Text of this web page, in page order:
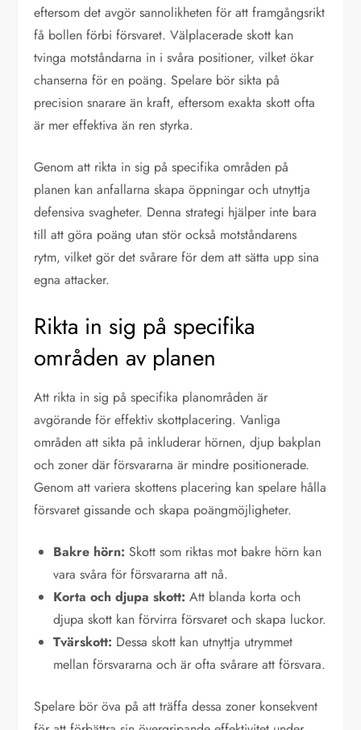
eftersom det avgör sannolikheten för att framgångsrikt
få bollen förbi försvaret. Välplacerade skott kan
tvinga motståndarna in i svåra positioner, vilket ökar
chanserna för en poäng. Spelare bör sikta på
precision snarare än kraft, eftersom exakta skott ofta
är mer effektiva än ren styrka.
Genom att rikta in sig på specifika områden på
planen kan anfallarna skapa öppningar och utnyttja
defensiva svagheter. Denna strategi hjälper inte bara
till att göra poäng utan stör också motståndarens
rytm, vilket gör det svårare för dem att sätta upp sina
egna attacker.
Rikta in sig på specifika
områden av planen
Att rikta in sig på specifika planområden är
avgörande för effektiv skottplacering. Vanliga
områden att sikta på inkluderar hörnen, djup bakplan
och zoner där försvararna är mindre positionerade.
Genom att variera skottens placering kan spelare hålla
försvaret gissande och skapa poängmöjligheter.
Bakre hörn: Skott som riktas mot bakre hörn kan
vara svåra för försvararna att nå.
Korta och djupa skott: Att blanda korta och
djupa skott kan förvirra försvaret och skapa luckor.
Tvärskott: Dessa skott kan utnyttja utrymmet
mellan försvararna och är ofta svårare att försvara.
Spelare bör öva på att träffa dessa zoner konsekvent